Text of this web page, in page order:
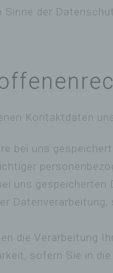
der
Kontaktdaten
bei uns
uns gespeicherten
die Verarbeitung
sofern Sie in